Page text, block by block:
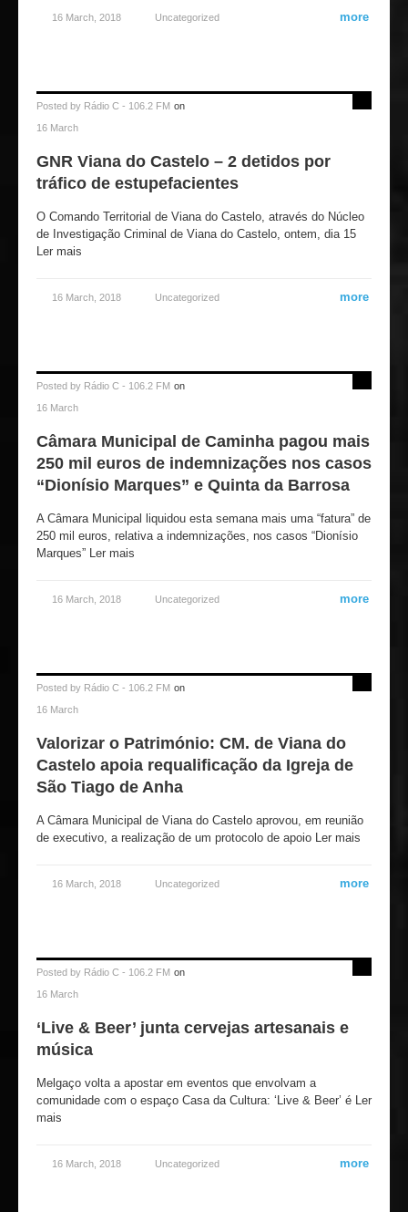
16 March, 2018 Uncategorized more
Posted by Rádio C - 106.2 FM on
16 March
GNR Viana do Castelo – 2 detidos por
tráfico de estupefacientes
O Comando Territorial de Viana do Castelo, através do Núcleo
de Investigação Criminal de Viana do Castelo, ontem, dia 15
Ler mais
16 March, 2018 Uncategorized more
Posted by Rádio C - 106.2 FM on
16 March
Câmara Municipal de Caminha pagou mais
250 mil euros de indemnizações nos casos
“Dionísio Marques” e Quinta da Barrosa
A Câmara Municipal liquidou esta semana mais uma “fatura” de
250 mil euros, relativa a indemnizações, nos casos “Dionísio
Marques” Ler mais
16 March, 2018 Uncategorized more
Posted by Rádio C - 106.2 FM on
16 March
Valorizar o Património: CM. de Viana do
Castelo apoia requalificação da Igreja de
São Tiago de Anha
A Câmara Municipal de Viana do Castelo aprovou, em reunião
de executivo, a realização de um protocolo de apoio Ler mais
16 March, 2018 Uncategorized more
Posted by Rádio C - 106.2 FM on
16 March
‘Live & Beer’ junta cervejas artesanais e
música
Melgaço volta a apostar em eventos que envolvam a
comunidade com o espaço Casa da Cultura: ‘Live & Beer’ é Ler
mais
16 March, 2018 Uncategorized more